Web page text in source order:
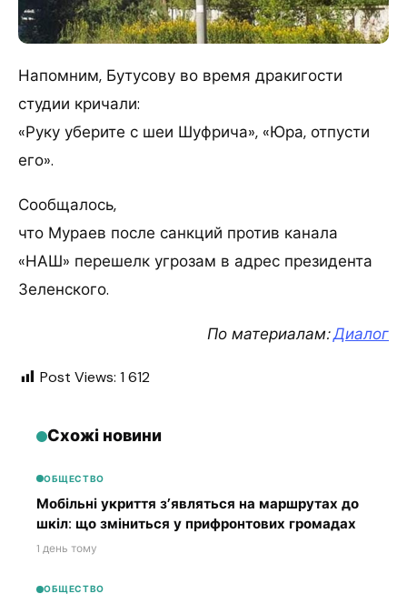
Напомним, Бутусову во время дракигости
студии кричали:
«Руку уберите с шеи Шуфрича», «Юра, отпусти
его».
Сообщалось,
что Мураев после санкций против канала
«НАШ» перешелк угрозам в адрес президента
Зеленского.
По материалам:Диалог
Post Views: 1 612
Схожі новини
ОБЩЕСТВО
Мобільні укриття з’являться на маршрутах до
шкіл: що зміниться у прифронтових громадах
1 день тому
ОБЩЕСТВО